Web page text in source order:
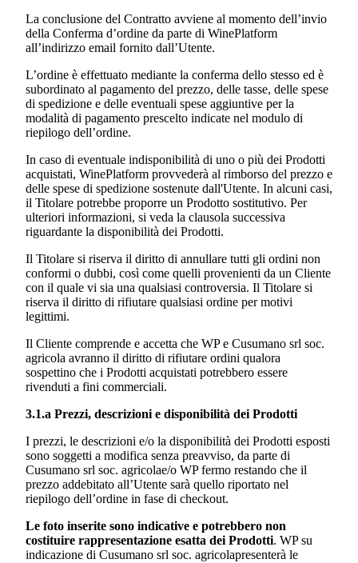
La conclusione del Contratto avviene al momento dell’invio
della Conferma d’ordine da parte di WinePlatform
all’indirizzo email fornito dall’Utente.
L’ordine è effettuato mediante la conferma dello stesso ed è
subordinato al pagamento del prezzo, delle tasse, delle spese
di spedizione e delle eventuali spese aggiuntive per la
modalità di pagamento prescelto indicate nel modulo di
riepilogo dell’ordine.
In caso di eventuale indisponibilità di uno o più dei Prodotti
acquistati, WinePlatform provvederà al rimborso del prezzo e
delle spese di spedizione sostenute dall'Utente. In alcuni casi,
il Titolare potrebbe proporre un Prodotto sostitutivo. Per
ulteriori informazioni, si veda la clausola successiva
riguardante la disponibilità dei Prodotti.
Il Titolare si riserva il diritto di annullare tutti gli ordini non
conformi o dubbi, così come quelli provenienti da un Cliente
con il quale vi sia una qualsiasi controversia. Il Titolare si
riserva il diritto di rifiutare qualsiasi ordine per motivi
legittimi.
Il Cliente comprende e accetta che WP e Cusumano srl soc.
agricola avranno il diritto di rifiutare ordini qualora
sospettino che i Prodotti acquistati potrebbero essere
rivenduti a fini commerciali.
3.1.a Prezzi, descrizioni e disponibilità dei Prodotti
I prezzi, le descrizioni e/o la disponibilità dei Prodotti esposti
sono soggetti a modifica senza preavviso, da parte di
Cusumano srl soc. agricolae/o WP fermo restando che il
prezzo addebitato all’Utente sarà quello riportato nel
riepilogo dell’ordine in fase di checkout.
Le foto inserite sono indicative e potrebbero non
costituire rappresentazione esatta dei Prodotti. WP su
indicazione di Cusumano srl soc. agricolapresenterà le